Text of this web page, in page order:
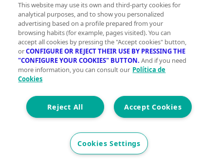
This website may use its own and third-party cookies for
analytical purposes, and to show you personalized
advertising based on a profile prepared from your
browsing habits (for example, pages visited). You can
accept all cookies by pressing the "Accept cookies" button,
orCONFIGURE OR REJECT THEIR USE BY PRESSING THE
"CONFIGURE YOUR COOKIES" BUTTON. And if you need
more information, you can consult our Política de
Cookies
Accept Cookies
Reject All
Cookies Settings